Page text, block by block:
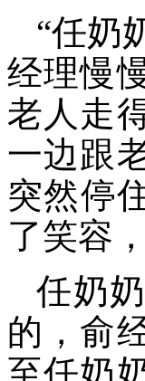
“任奶
经理慢
老人走
一边跟
突然停
了笑容
任奶
的，俞
至任奶